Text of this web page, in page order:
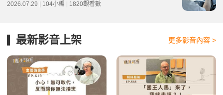
2026.07.29 | 104小編 | 1820觀看數
最新影音上架 更多影音內容 >